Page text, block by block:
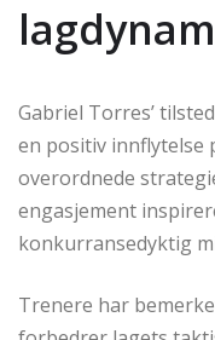
Gabriel Torres’
en positiv innflytelse
overordnede
engasjement
konkurransedyktig
Trenere har